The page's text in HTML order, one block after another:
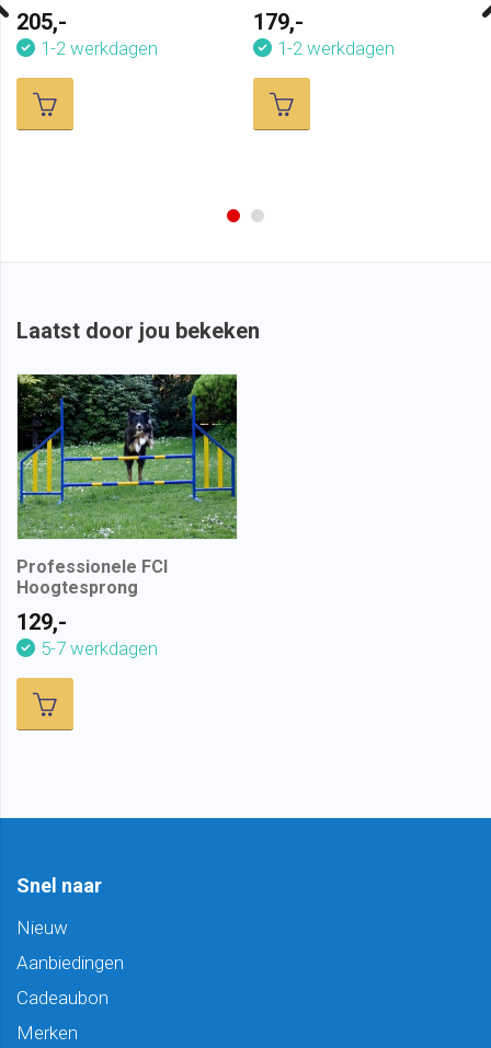
205,-
1-2 werkdagen
179,-
1-2 werkdagen
Laatst door jou bekeken
Professionele FCI
Hoogtesprong
129,-
5-7 werkdagen
Snel naar
Nieuw
Aanbiedingen
Cadeaubon
Merken